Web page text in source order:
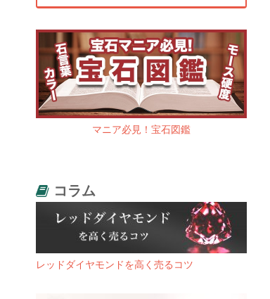
マニア必見！宝石図鑑
コラム
レッドダイヤモンドを高く売るコツ